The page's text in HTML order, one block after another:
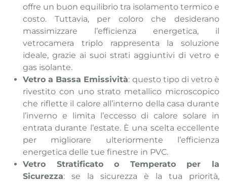
offre un buon equilibrio tra isolamento termico e
costo. Tuttavia, per coloro che desiderano
massimizzare l’efficienza energetica, il
vetrocamera triplo rappresenta la soluzione
ideale, grazie ai suoi strati aggiuntivi di vetro e
gas isolante.
Vetro a Bassa Emissività: questo tipo di vetro è
rivestito con uno strato metallico microscopico
che riflette il calore all’interno della casa durante
l’inverno e limita l’eccesso di calore solare in
entrata durante l’estate. È una scelta eccellente
per migliorare ulteriormente l’efficienza
energetica delle tue finestre in PVC.
Vetro Stratificato o Temperato per la
Sicurezza: se la sicurezza è la tua priorità,